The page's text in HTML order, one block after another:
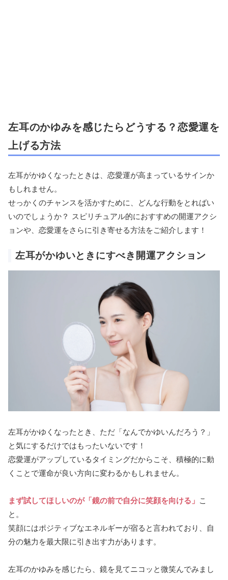
左耳のかゆみを感じたらどうする？恋愛運を
上げる方法
左耳がかゆくなったときは、恋愛運が高まっているサインか
もしれません。
せっかくのチャンスを活かすために、どんな行動をとればい
いのでしょうか？ スピリチュアル的におすすめの開運アクシ
ョンや、恋愛運をさらに引き寄せる方法をご紹介します！
左耳がかゆいときにすべき開運アクション
左耳がかゆくなったとき、ただ「なんでかゆいんだろう？」
と気にするだけではもったいないです！
恋愛運がアップしているタイミングだからこそ、積極的に動
くことで運命が良い方向に変わるかもしれません。
まず試してほしいのが「鏡の前で自分に笑顔を向ける」 こ
と。
笑顔にはポジティブなエネルギーが宿ると言われており、自
分の魅力を最大限に引き出す力があります。
左耳のかゆみを感じたら、鏡を見てニコッと微笑んでみまし